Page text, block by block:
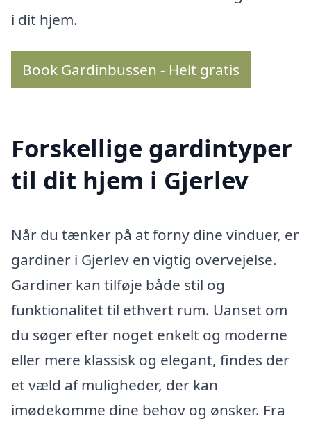
i dit hjem.
Book Gardinbussen - Helt gratis
Forskellige gardintyper
til dit hjem i Gjerlev
Når du tænker på at forny dine vinduer, er
gardiner i Gjerlev en vigtig overvejelse.
Gardiner kan tilføje både stil og
funktionalitet til ethvert rum. Uanset om
du søger efter noget enkelt og moderne
eller mere klassisk og elegant, findes der
et væld af muligheder, der kan
imødekomme dine behov og ønsker. Fra